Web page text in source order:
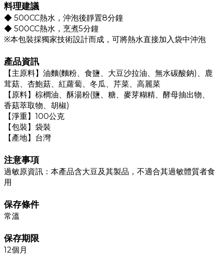
料理建議
◆ 500CC熱水，沖泡後靜置8分鐘
◆ 500CC熱水，烹煮5分鐘
※本包裝採獨家技術設計而成，可將熱水直接加入袋中沖泡
產品資訊
【主原料】油麵(麵粉、食鹽、大豆沙拉油、無水碳酸鈉)、鹿
茸菇、杏鮑菇、紅蘿蔔、冬瓜、芹菜、高麗菜
【原料】棕櫚油、酥湯粉(鹽、糖、麥芽糊精、酵母抽出物、
香菇萃取物、胡椒)
【淨重】100公克
【包裝】袋裝
【產地】台灣
注意事項
過敏原資訊：本產品含大豆及其製品，不適合其過敏體質者食
用
保存條件
常溫
保存期限
12個月